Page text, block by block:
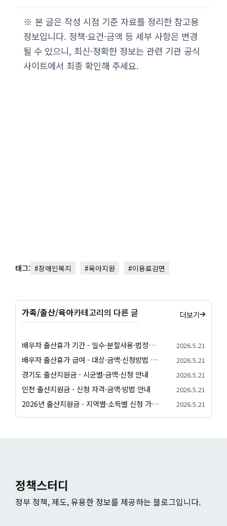
※ 본 글은 작성 시점 기준 자료를 정리한 참고용
정보입니다. 정책·요건·금액 등 세부 사항은 변경
될 수 있으니, 최신·정확한 정보는 관련 기관 공식
사이트에서 최종 확인해 주세요.
태그: #장애인복지 #육아지원 #이용료감면
가족/출산/육아카테고리의 다른 글 더보기
배우자 출산휴가 기간 - 일수·분할사용·법정기준 안내 2026.5.21
배우자 출산휴가 급여 - 대상·금액·신청방법 정리 2026.5.21
경기도 출산지원금 - 시군별·금액·신청 안내 2026.5.21
인천 출산지원금 - 신청 자격·금액·방법 안내 2026.5.21
2026년 출산지원금 - 지역별·소득별 신청 가이드 2026.5.21
정책스터디
정부 정책, 제도, 유용한 정보를 제공하는 블로그입니다.